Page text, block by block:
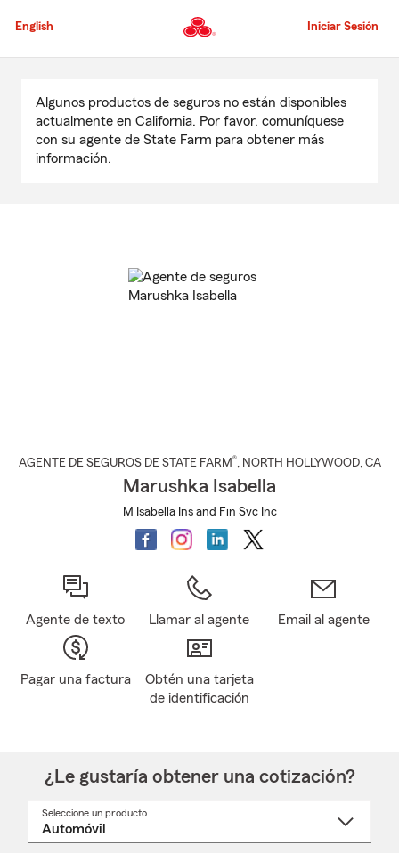
al
principal
English Iniciar Sesión
contenido
principal
Algunos productos de seguros no están disponibles
actualmente en California. Por favor, comuníquese
con su agente de State Farm para obtener más
información.
AGENTE DE SEGUROS DE STATE FARM®, NORTH HOLLYWOOD, CA
Marushka Isabella
M Isabella Ins and Fin Svc Inc
Agente de texto Llamar al agente Email al agente
Pagar una factura
Obtén una tarjeta
de identificación
¿Le gustaría obtener una cotización?
Seleccione un producto